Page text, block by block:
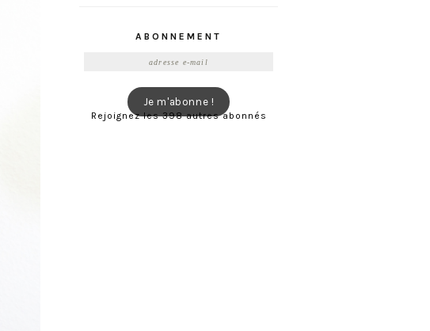
ABONNEMENT
Je m'abonne !
Rejoignez les 398 autres abonnés